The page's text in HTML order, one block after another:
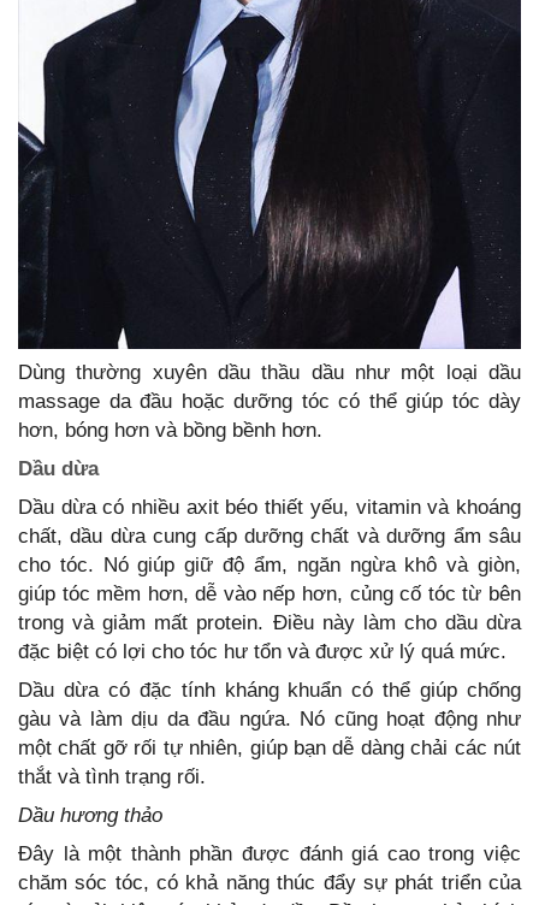
Dùng thường xuyên dầu thầu dầu như một loại dầu
massage da đầu hoặc dưỡng tóc có thể giúp tóc dày
hơn, bóng hơn và bồng bềnh hơn.
Dầu dừa
Dầu dừa có nhiều axit béo thiết yếu, vitamin và khoáng
chất, dầu dừa cung cấp dưỡng chất và dưỡng ẩm sâu
cho tóc. Nó giúp giữ độ ẩm, ngăn ngừa khô và giòn,
giúp tóc mềm hơn, dễ vào nếp hơn, củng cố tóc từ bên
trong và giảm mất protein. Điều này làm cho dầu dừa
đặc biệt có lợi cho tóc hư tổn và được xử lý quá mức.
Dầu dừa có đặc tính kháng khuẩn có thể giúp chống
gàu và làm dịu da đầu ngứa. Nó cũng hoạt động như
một chất gỡ rối tự nhiên, giúp bạn dễ dàng chải các nút
thắt và tình trạng rối.
Dầu hương thảo
Đây là một thành phần được đánh giá cao trong việc
chăm sóc tóc, có khả năng thúc đẩy sự phát triển của